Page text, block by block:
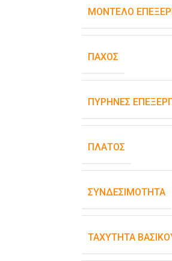
ΜΟΝΤΈΛΟ
ΠΆΧΟΣ
ΠΥΡΉΝΕΣ
ΠΛΆΤΟΣ
ΣΥΝΔΕΣΙΜΌΤΗΤΑ
ΤΑΧΎΤΗΤΑ